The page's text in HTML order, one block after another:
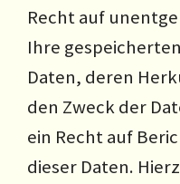
Recht auf
Ihre
Daten, deren
den Zweck der
ein Recht auf
dieser Daten.